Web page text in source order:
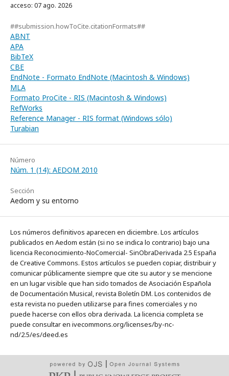
acceso: 07 ago. 2026
##submission.howToCite.citationFormats##
ABNT
APA
BibTeX
CBE
EndNote - Formato EndNote (Macintosh & Windows)
MLA
Formato ProCite - RIS (Macintosh & Windows)
RefWorks
Reference Manager - RIS format (Windows sólo)
Turabian
Número
Núm. 1 (14): AEDOM 2010
Sección
Aedom y su entorno
Los números definitivos aparecen en diciembre. Los artículos
publicados en Aedom están (si no se indica lo contrario) bajo una
licencia Reconocimiento-NoComercial- SinObraDerivada 2.5 España
de Creative Commons. Estos artículos se pueden copiar, distribuir y
comunicar públicamente siempre que cite su autor y se mencione
en un lugar visible que han sido tomados de Asociación Española
de Documentación Musical, revista Boletín DM. Los contenidos de
esta revista no pueden utilizarse para fines comerciales y no
puede hacerse con ellos obra derivada. La licencia completa se
puede consultar en ivecommons.org/licenses/by-nc-
nd/2.5/es/deed.es